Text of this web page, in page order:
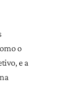
o
e a